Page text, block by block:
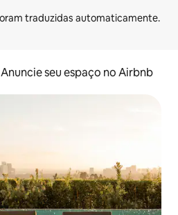
Anuncie seu espaço no Airbnb